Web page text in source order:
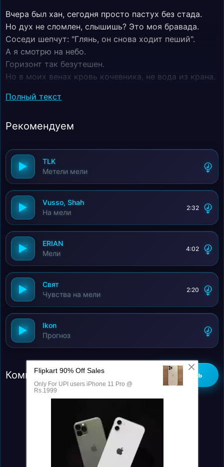
Вчера был хан, сегодня просто пастух без стада.
Но дух не сломлен, слышишь? Это моя бравада.
Соседи шепчут: "Глянь, он снова ходит пеший".
А я смотрю на небо.
Горизонт так безутешен.
Но в моих венах кровь кочевника, не вода из крана.
Пустые облака плывут над головой,.
Но где-то там за горизонтом ждёт меня удача.
Полный текст
Рекомендуем
TLK
Метели мели
Vusso, Shah
На мели
2:32
ERIAN
Мели
4:02
Свят
Чувства на мели
2:20
Ikon
Прогноз
Комментарии (0) Добавить